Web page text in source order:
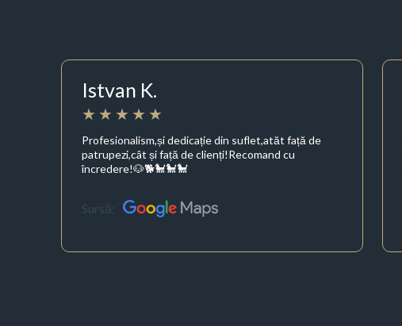
Istvan K.
Profesionalism,și dedicație din suflet,atăt față de
patrupezi,cât și față de clienți!Recomand cu
încredere!🐶🐕🐩🐩🐩
Sursă: